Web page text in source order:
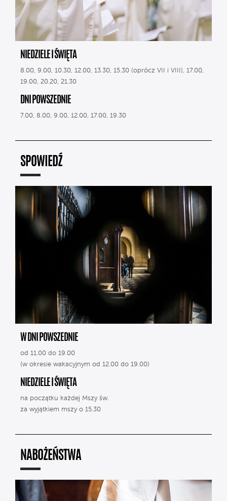
NIEDZIELE I ŚWIĘTA
8.00, 9.00, 10.30, 12.00, 13.30, 15.30 (oprócz VII i VIII), 17.00,
19.00, 20.20, 21.30
DNI POWSZEDNIE
7.00, 8.00, 9.00, 12.00, 17.00, 19.30
SPOWIEDŹ
W DNI POWSZEDNIE
od 11.00 do 19.00
(w okresie wakacyjnym od 12.00 do 19.00)
NIEDZIELE I ŚWIĘTA
na początku każdej Mszy św.
za wyjątkiem mszy o 15.30
NABOŻEŃSTWA